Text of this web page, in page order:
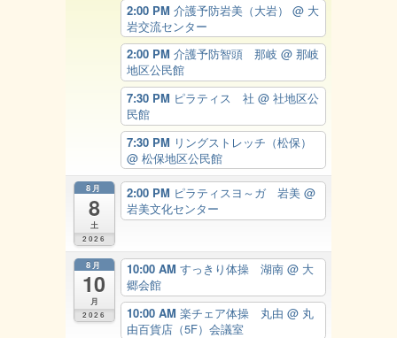
2:00 PM 介護予防岩美（大岩） @ 大
岩交流センター
2:00 PM 介護予防智頭 那岐 @ 那岐
地区公民館
7:30 PM ピラティス 社 @ 社地区公
民館
7:30 PM リングストレッチ（松保）
@ 松保地区公民館
8月
8
土
2026
2:00 PM ピラティスヨ～ガ 岩美 @
岩美文化センター
8月
10
月
2026
10:00 AM すっきり体操 湖南 @ 大
郷会館
10:00 AM 楽チェア体操 丸由 @ 丸
由百貨店（5F）会議室